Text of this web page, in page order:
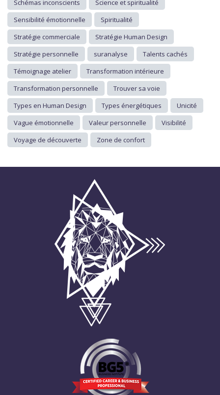
Schémas inconscients
Science et spiritualité
Sensibilité émotionnelle
Spiritualité
Stratégie commerciale
Stratégie Human Design
Stratégie personnelle
suranalyse
Talents cachés
Témoignage atelier
Transformation intérieure
Transformation personnelle
Trouver sa voie
Types en Human Design
Types énergétiques
Unicité
Vague émotionnelle
Valeur personnelle
Visibilité
Voyage de découverte
Zone de confort